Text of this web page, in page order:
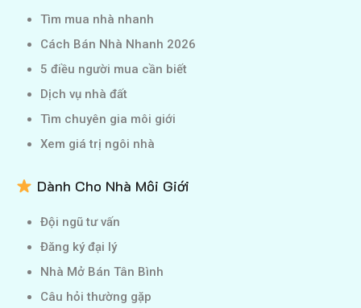
Tìm mua nhà nhanh
Cách Bán Nhà Nhanh 2026
5 điều người mua cần biết
Dịch vụ nhà đất
Tìm chuyên gia môi giới
Xem giá trị ngôi nhà
Dành Cho Nhà Môi Giới
Đội ngũ tư vấn
Đăng ký đại lý
Nhà Mở Bán Tân Bình
Câu hỏi thường gặp